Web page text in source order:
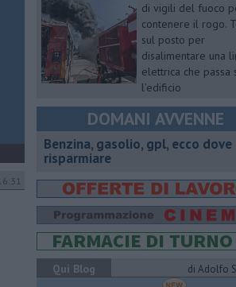
di vigili del fuoco
contenere il rogo.
sul posto per
disalimentare una
elettrica che passa
l’edificio
DOMANI AVVENNE
​Benzina, gasolio, gpl, ecco dove
risparmiare
Qui Blog
di Adolfo